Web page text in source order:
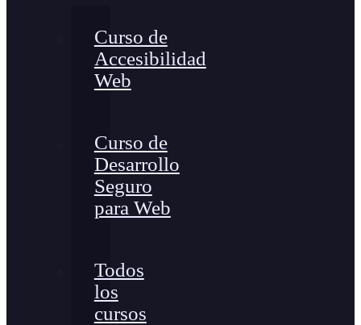
Curso de
Accesibilidad
Web
Curso de
Desarrollo
Seguro
para Web
Todos
los
cursos